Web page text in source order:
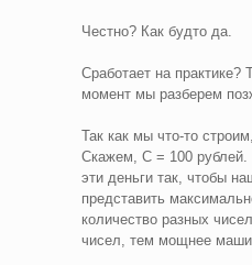
Честно? Как будто да.
Сработает на практике?
момент мы разберем
Так как мы что‑то
Скажем, С = 100 рублей.
эти деньги так, чтобы
представить
количество разных
чисел, тем мощнее